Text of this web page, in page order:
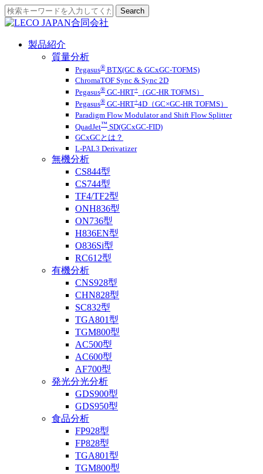
製品紹介
質量分析
Pegasus® BTX(GC & GCxGC-TOFMS)
ChromaTOF Sync & Sync 2D
Pegasus® GC-HRT+
（GC-HR TOFMS）
Pegasus® GC-HRT+4D（GC×GC-HR TOFMS）
Paradigm Flow Modulator and Shift Flow Splitter
QuadJet™ SD(GCxGC-FID)
GCxGCとは？
L-PAL3 Derivatizer
無機分析
CS844型
CS744型
TF4/TF2型
ONH836型
ON736型
H836EN型
O836Si型
RC612型
有機分析
CNS928型
CHN828型
SC832型
TGA801型
TGM800型
AC500型
AC600型
AF700型
発光分光分析
GDS900型
GDS950型
食品分析
FP928型
FP828型
TGA801型
TGM800型